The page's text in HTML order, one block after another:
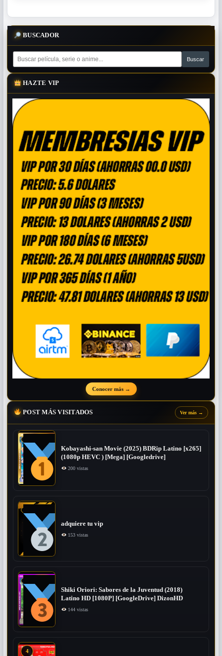
BUSCADOR
HAZTE VIP
Conocer más →
POST MÁS VISITADOS Ver más →
Kobayashi-san Movie (2025) BDRip Latino [x265]
(1080p HEVC ) [Mega] [Googledrive]
200 vistas
adquiere tu vip
153 vistas
Shiki Oriori: Sabores de la Juventud (2018)
Latino HD [1080P] [GoogleDrive] DizonHD
144 vistas
4